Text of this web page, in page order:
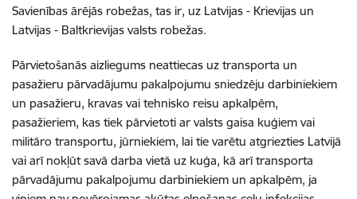
Savienības ārējās robežas, tas ir, uz Latvijas - Krievijas un
Latvijas - Baltkrievijas valsts robežas.
Pārvietošanās aizliegums neattiecas uz transporta un
pasažieru pārvadājumu pakalpojumu sniedzēju darbiniekiem
un pasažieru, kravas vai tehnisko reisu apkalpēm,
pasažieriem, kas tiek pārvietoti ar valsts gaisa kuģiem vai
militāro transportu, jūrniekiem, lai tie varētu atgriezties Latvijā
vai arī nokļūt savā darba vietā uz kuģa, kā arī transporta
pārvadājumu pakalpojumu darbiniekiem un apkalpēm, ja